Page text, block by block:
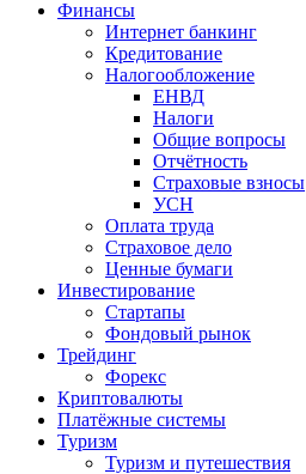
Финансы
Интернет банкинг
Кредитование
Налогообложение
ЕНВД
Налоги
Общие вопросы
Отчётность
Страховые взносы
УСН
Оплата труда
Страховое дело
Ценные бумаги
Инвестирование
Стартапы
Фондовый рынок
Трейдинг
Форекс
Криптовалюты
Платёжные системы
Туризм
Туризм и путешествия